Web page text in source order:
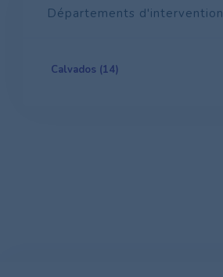
Départements d'intervention
Calvados (14)